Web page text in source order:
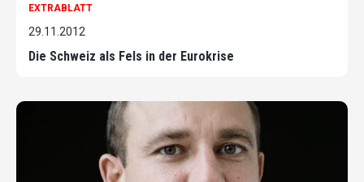
EXTRABLATT
29.11.2012
Die Schweiz als Fels in der Eurokrise